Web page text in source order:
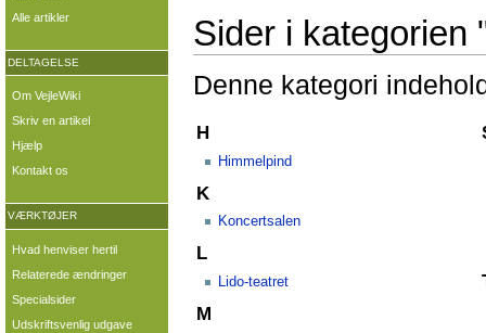
Sider i kategorien
Denne kategori
H
Himmelpind
K
Koncertsalen
L
Lido-teatret
M
Alle artikler
DELTAGELSE
Om VejleWiki
Skriv en artikel
Hjælp
Kontakt os
VÆRKTØJER
Hvad henviser hertil
Relaterede ændringer
Specialsider
Udskriftsvenlig udgave